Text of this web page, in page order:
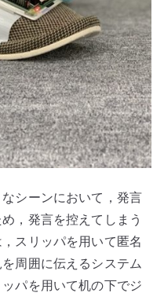
シーンにおいて，発言
，発言を控えてしまう
スリッパを用いて匿名
周囲に伝えるシステム
パを用いて机の下でジ